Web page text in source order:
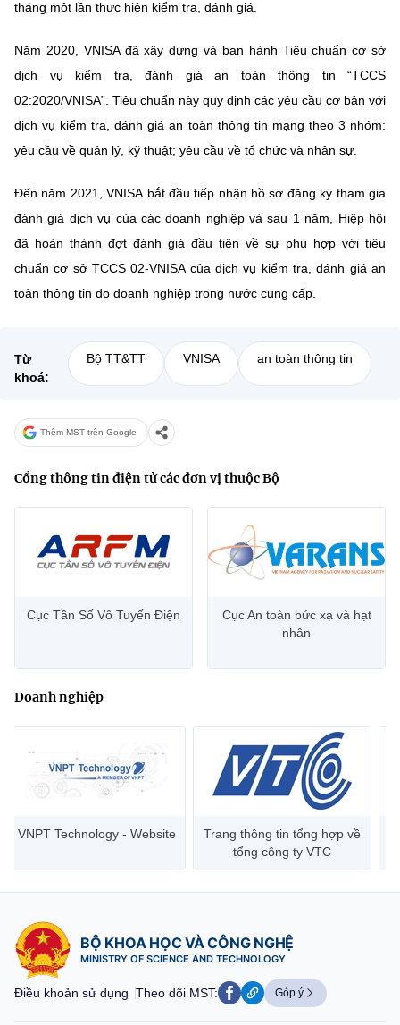
tháng một lần thực hiện kiểm tra, đánh giá.
Năm 2020, VNISA đã xây dựng và ban hành Tiêu chuẩn cơ sở
dịch vụ kiểm tra, đánh giá an toàn thông tin “TCCS
02:2020/VNISA”. Tiêu chuẩn này quy định các yêu cầu cơ bản với
dịch vụ kiểm tra, đánh giá an toàn thông tin mạng theo 3 nhóm:
yêu cầu về quản lý, kỹ thuật; yêu cầu về tổ chức và nhân sự.
Đến năm 2021, VNISA bắt đầu tiếp nhận hồ sơ đăng ký tham gia
đánh giá dịch vụ của các doanh nghiệp và sau 1 năm, Hiệp hội
đã hoàn thành đợt đánh giá đầu tiên về sự phù hợp với tiêu
chuẩn cơ sở TCCS 02-VNISA của dịch vụ kiểm tra, đánh giá an
toàn thông tin do doanh nghiệp trong nước cung cấp.
Từ
khoá:
Bộ TT&TT VNISA an toàn thông tin
Thêm MST trên Google
Cổng thông tin điện tử các đơn vị thuộc Bộ
Cục Tần Số Vô Tuyến Điện
Cục An toàn bức xạ và hạt
nhân
Doanh nghiệp
VNPT Technology - Website
Trang thông tin tổng hợp về
tổng công ty VTC
BỘ KHOA HỌC VÀ CÔNG NGHỆ
MINISTRY OF SCIENCE AND TECHNOLOGY
Điều khoản sử dụng Theo dõi MST: Góp ý